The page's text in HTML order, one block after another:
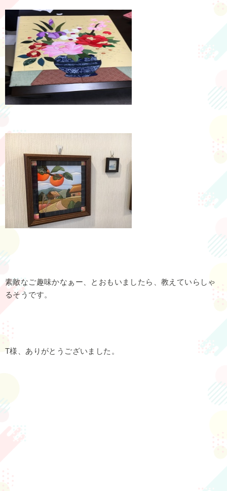
素敵なご趣味かなぁー、とおもいましたら、教えていらしゃ
るそうです。
T様、ありがとうございました。